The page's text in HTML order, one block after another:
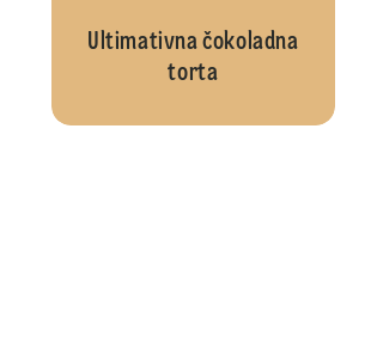
Ultimativna čokoladna
torta